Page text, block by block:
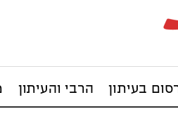
בעיתון הרבי והעיתון